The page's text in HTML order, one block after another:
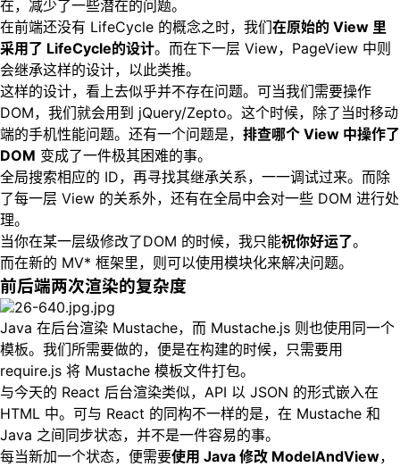
在，减少了一些潜在的问题。
在前端还没有 LifeCycle 的概念之时，我们在原始的 View 里
采用了 LifeCycle的设计。而在下一层 View，PageView 中则
会继承这样的设计，以此类推。
这样的设计，看上去似乎并不存在问题。可当我们需要操作
DOM，我们就会用到 jQuery/Zepto。这个时候，除了当时移动
端的手机性能问题。还有一个问题是， 排查哪个 View 中操作了
DOM 变成了一件极其困难的事。
全局搜索相应的 ID，再寻找其继承关系，一一调试过来。而除
了每一层 View 的关系外，还有在全局中会对一些 DOM 进行处
理。
当你在某一层级修改了DOM 的时候，我只能祝你好运了。
而在新的 MV* 框架里，则可以使用模块化来解决问题。
前后端两次渲染的复杂度
Java 在后台渲染 Mustache，而 Mustache.js 则也使用同一个
模板。我们所需要做的，便是在构建的时候，只需要用
require.js 将 Mustache 模板文件打包。
与今天的 React 后台渲染类似，API 以 JSON 的形式嵌入在
HTML 中。可与 React 的同构不一样的是，在 Mustache 和
Java 之间同步状态，并不是一件容易的事。
每当新加一个状态，便需要使用 Java 修改 ModelAndView，